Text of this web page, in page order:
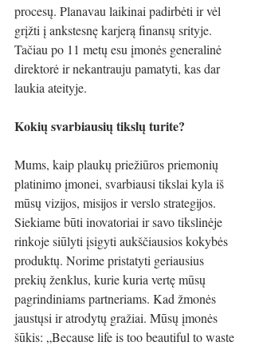
procesų. Planavau laikinai padirbėti ir vėl
grįžti į ankstesnę karjerą finansų srityje.
Tačiau po 11 metų esu įmonės generalinė
direktorė ir nekantrauju pamatyti, kas dar
laukia ateityje.
Kokių svarbiausių tikslų turite?
Mums, kaip plaukų priežiūros priemonių
platinimo įmonei, svarbiausi tikslai kyla iš
mūsų vizijos, misijos ir verslo strategijos.
Siekiame būti inovatoriai ir savo tikslinėje
rinkoje siūlyti įsigyti aukščiausios kokybės
produktų. Norime pristatyti geriausius
prekių ženklus, kurie kuria vertę mūsų
pagrindiniams partneriams. Kad žmonės
jaustųsi ir atrodytų gražiai. Mūsų įmonės
šūkis: „Because life is too beautiful to waste